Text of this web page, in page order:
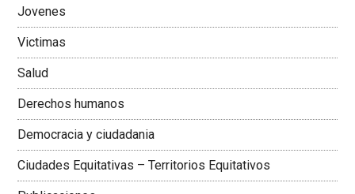
Jovenes
Victimas
Salud
Derechos humanos
Democracia y ciudadania
Ciudades Equitativas – Territorios Equitativos